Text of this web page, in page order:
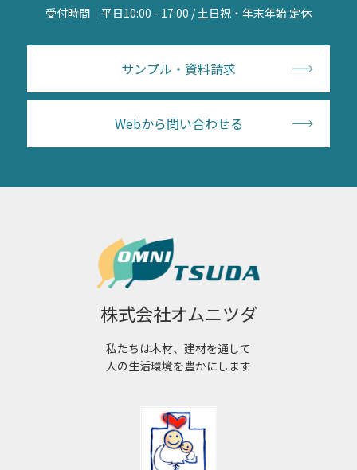
受付時間｜平日10:00 - 17:00 / 土日祝・年末年始 定休
サンプル・資料請求
Webから問い合わせる
株式会社オムニツダ
私たちは木材、建材を通して
人の生活環境を豊かにします